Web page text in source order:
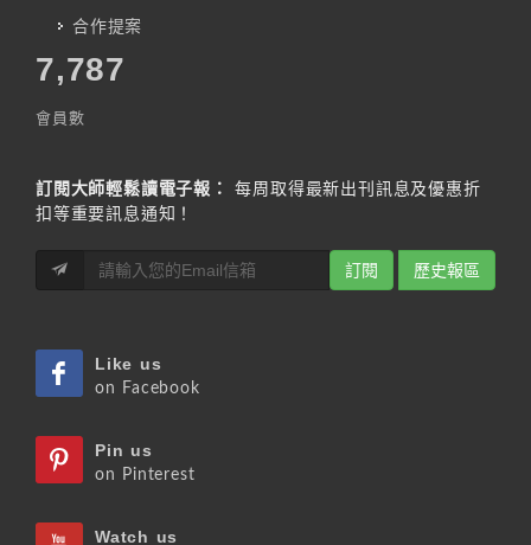
合作提案
7,787
會員數
訂閱大師輕鬆讀電子報：
每周取得最新出刊訊息及優惠折
扣等重要訊息通知！
訂閱 歷史報區
Like us
on Facebook
Pin us
on Pinterest
Watch us